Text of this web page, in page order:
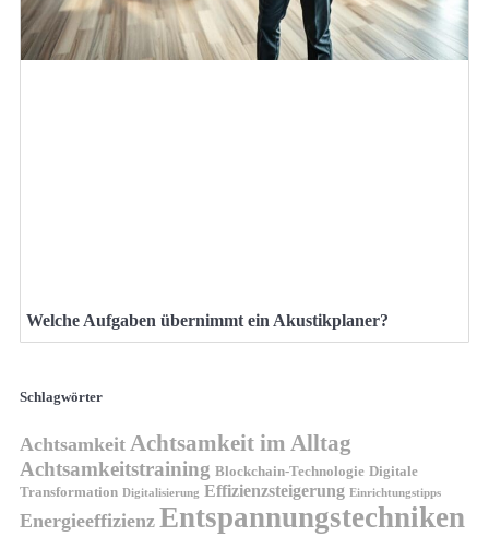
Welche Aufgaben übernimmt ein Akustikplaner?
Schlagwörter
Achtsamkeit Achtsamkeit im Alltag
Achtsamkeitstraining Blockchain-Technologie Digitale
Transformation Digitalisierung Effizienzsteigerung Einrichtungstipps
Energieeffizienz Entspannungstechniken